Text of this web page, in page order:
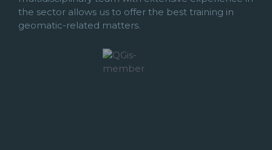
multidisciplinary team with extensive experience in
the sector allows us to offer the best training in
geomatic-related matters.